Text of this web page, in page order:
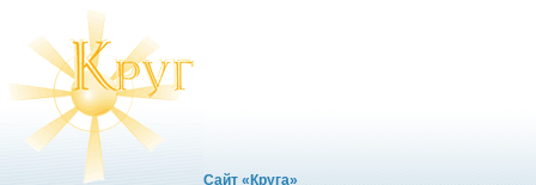
Сайт «Круга»